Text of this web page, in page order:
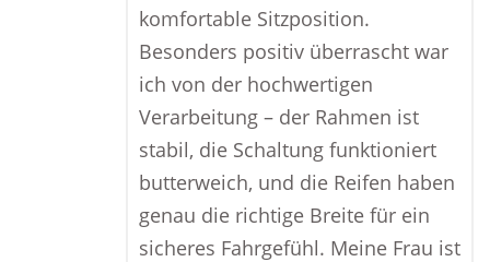
komfortable Sitzposition.
Besonders positiv überrascht war
ich von der hochwertigen
Verarbeitung – der Rahmen ist
stabil, die Schaltung funktioniert
butterweich, und die Reifen haben
genau die richtige Breite für ein
sicheres Fahrgefühl. Meine Frau ist